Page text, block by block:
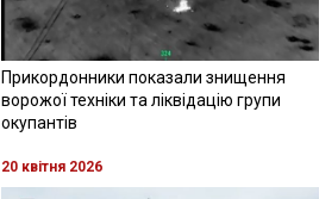
Прикордонники показали знищення
ворожої техніки та ліквідацію групи
окупантів
20 квітня 2026